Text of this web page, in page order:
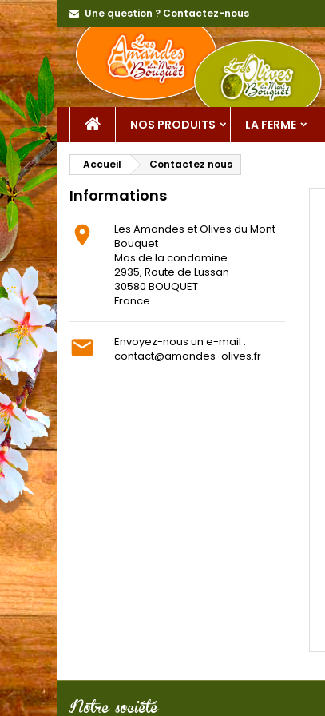
Une question ? Contactez-nous
NOS PRODUITS LA FERME
Accueil Contactez nous
Informations

Les Amandes et Olives du Mont
Bouquet
Mas de la condamine
2935, Route de Lussan
30580 BOUQUET
France

Envoyez-nous un e-mail :
contact@amandes-olives.fr
Notre société